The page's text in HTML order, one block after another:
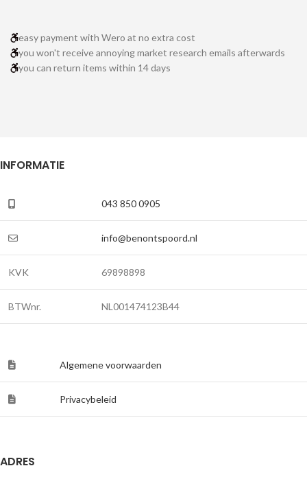
easy payment with Wero at no extra cost
you won't receive annoying market research emails afterwards
you can return items within 14 days
INFORMATIE
043 850 0905
info@benontspoord.nl
KVK 69898898
BTWnr. NL001474123B44
Algemene voorwaarden
Privacybeleid
ADRES